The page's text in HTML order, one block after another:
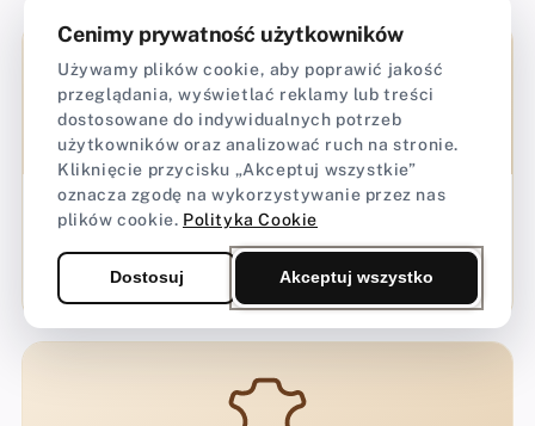
Chemia do skóry
Zobacz produkty →
Cenimy prywatność użytkowników
Używamy plików cookie, aby poprawić jakość
przeglądania, wyświetlać reklamy lub treści
dostosowane do indywidualnych potrzeb
użytkowników oraz analizować ruch na stronie.
Kliknięcie przycisku „Akceptuj wszystkie”
oznacza zgodę na wykorzystywanie przez nas
plików cookie. Polityka Cookie
Dostosuj Akceptuj wszystko